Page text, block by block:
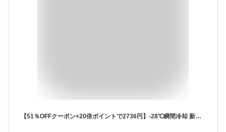
【51％OFFクーポン+20倍ポイントで2736円】-28℃瞬間冷却 新色登場 首掛け扇風機 ハンディファン 冷却プレート 暴風 静音 100段階 1台4役 日本製モーター 大風量 長時間 小型 通勤 通学 遠足 山登 キャンプ 運動 スポーツ 運動会 手持ち扇風機 ハンディ